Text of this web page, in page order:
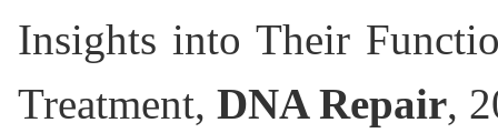
Insights into Their
Treatment, DNA Repair,